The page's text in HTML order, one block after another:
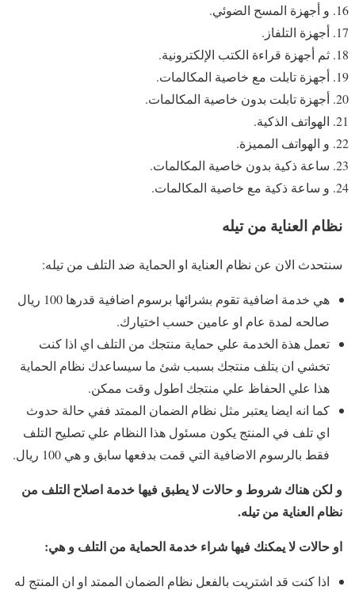
و أجهزة المسح الضوئي.
أجهزة التلفاز.
ثم أجهزة قراءة الكتب الإلكترونية.
أجهزة تابلت مع خاصية المكالمات.
أجهزة تابلت بدون خاصية المكالمات.
الهواتف الذكية.
و الهواتف المميزة.
ساعة ذكية بدون خاصية المكالمات.
و ساعة ذكية مع خاصية المكالمات.
نظام العناية من تيله
سنتحدث الان عن نظام العناية او الحماية ضد التلف من تيله:
هي خدمة اضافية تقوم بشرائها برسوم اضافية قدرها 100 ريال
صالحه لمدة عام او عامين حسب اختيارك.
تعمل هذة الخدمة علي حماية منتجك من التلف اي اذا كنت
تخشي ان يتلف منتجك بسبب شئ ما سيساعدك نظام الحماية
هذا علي الحفاظ علي منتجك اطول وقت ممكن.
كما انه ايضا يعتبر مثل نظام الضمان الممتد ففي حالة حدوث
اي تلف في المنتج يكون مسئول هذا النظام علي تصليح التلف
فقط بالرسوم الاضافية التي قمت بدفعها سابق و هي 100 ريال.
و لكن هناك شروط و حالات لا يطبق فيها خدمة اصلاح التلف من
نظام العناية من تيله.
او حالات لا يمكنك فيها شراء خدمة الحماية من التلف و هي:
اذا كنت قد اشتريت بالفعل نظام الضمان الممتد او ان المنتج له